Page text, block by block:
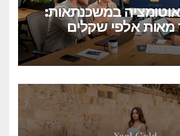
במשכנתאות:
מאות אלפי שקלים